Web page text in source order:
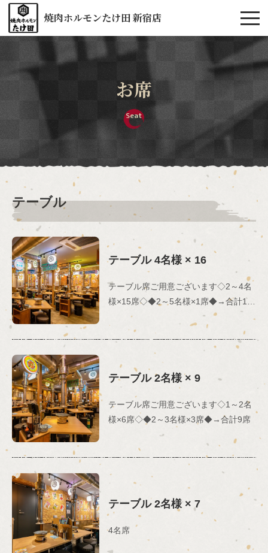
焼肉ホルモンたけ田 新宿店
お席
Seat
テーブル
テーブル4名様× 16
テーブル席ご用意ございます◇2～4名
様×15席◇◆2～5名様×1席◆→合計16
テーブル2名様× 9
テーブル席ご用意ございます◇1～2名
様×6席◇◆2～3名様×3席◆→合計9席
テーブル2名様× 7
4名席